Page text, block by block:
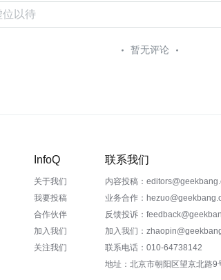
暂无评论
InfoQ
关于我们
我要投稿
合作伙伴
加入我们
关注我们
联系我们
内容投稿：
业务合作：
反馈投诉：
加入我们：
联系电话：010-64738142
地址：北京市朝阳区望京北路9